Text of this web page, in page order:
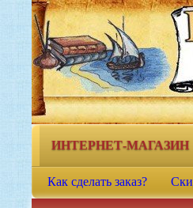
Книжная
магазин
ИНТЕРНЕТ-МАГАЗИН
Как сделать заказ?